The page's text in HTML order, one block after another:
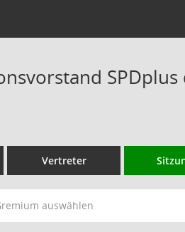
SPDplus
Vertreter
auswählen